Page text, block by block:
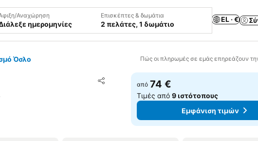
Αναχώρηση
ημερομηνίες
Επισκέπτες & δωμάτια
2 πελάτες, 1 δωμάτιο
EL · €
Όσλο Πώς οι πληρωμές σε εμάς επηρεάζουν
Κοινοποίηση
Προσθήκη στα αγαπημένα
από 74 €
Τιμές από9 ιστότοπους
Εμφάνιση τιμών